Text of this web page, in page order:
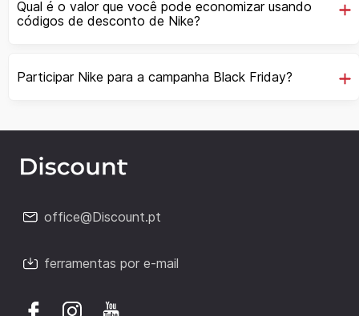
Qual é o valor que você pode economizar usando
códigos de desconto de Nike?
Participar Nike para a campanha Black Friday?
office@Discount.pt
ferramentas por e-mail